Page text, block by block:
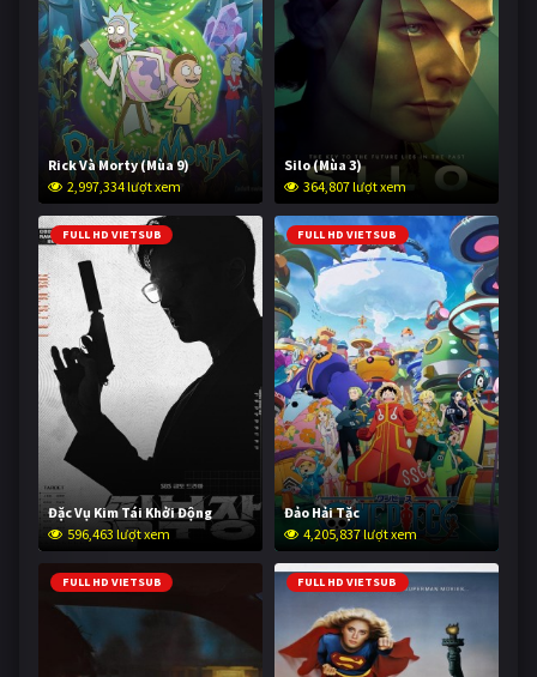
Rick Và Morty (Mùa 9)
2,997,334 lượt xem
Silo (Mùa 3)
364,807 lượt xem
FULL HD VIETSUB
Đặc Vụ Kim Tái Khởi Động
596,463 lượt xem
FULL HD VIETSUB
Đảo Hải Tặc
4,205,837 lượt xem
FULL HD VIETSUB FULL HD VIETSUB